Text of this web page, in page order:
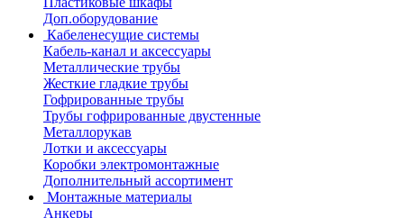
Доп.оборудование
Кабеленесущие системы
Кабель-канал и аксессуары
Металлические трубы
Жесткие гладкие трубы
Гофрированные трубы
Трубы гофрированные двустенные
Металлорукав
Лотки и аксессуары
Коробки электромонтажные
Дополнительный ассортимент
Монтажные материалы
Анкеры